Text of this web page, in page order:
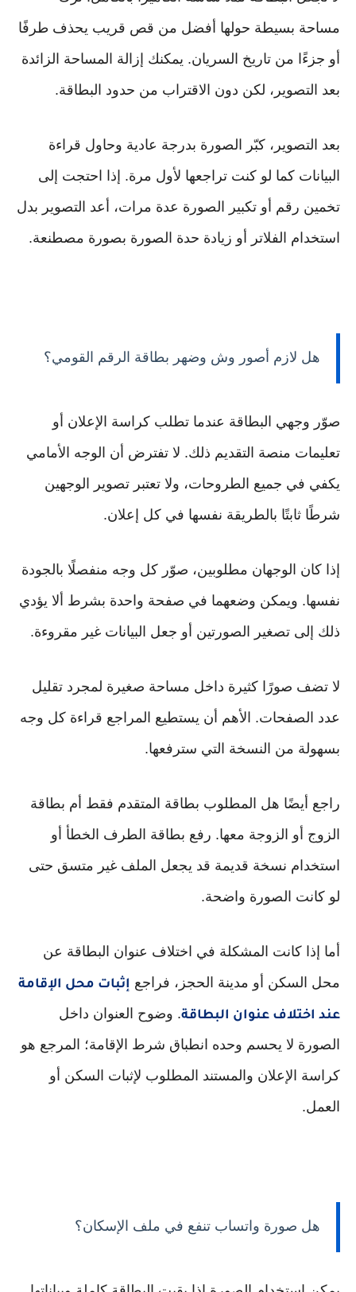
مساحة بسيطة حولها أفضل من قص قريب يحذف طرفًا
أو جزءًا من تاريخ السريان. يمكنك إزالة المساحة الزائدة
بعد التصوير، لكن دون الاقتراب من حدود البطاقة.
بعد التصوير، كبّر الصورة بدرجة عادية وحاول قراءة
البيانات كما لو كنت تراجعها لأول مرة. إذا احتجت إلى
تخمين رقم أو تكبير الصورة عدة مرات، أعد التصوير بدل
استخدام الفلاتر أو زيادة حدة الصورة بصورة مصطنعة.
هل لازم أصور وش وضهر بطاقة الرقم القومي؟
صوّر وجهي البطاقة عندما تطلب كراسة الإعلان أو
تعليمات منصة التقديم ذلك. لا تفترض أن الوجه الأمامي
يكفي في جميع الطروحات، ولا تعتبر تصوير الوجهين
شرطًا ثابتًا بالطريقة نفسها في كل إعلان.
إذا كان الوجهان مطلوبين، صوّر كل وجه منفصلًا بالجودة
نفسها. ويمكن وضعهما في صفحة واحدة بشرط ألا يؤدي
ذلك إلى تصغير الصورتين أو جعل البيانات غير مقروءة.
لا تضف صورًا كثيرة داخل مساحة صغيرة لمجرد تقليل
عدد الصفحات. الأهم أن يستطيع المراجع قراءة كل وجه
بسهولة من النسخة التي سترفعها.
راجع أيضًا هل المطلوب بطاقة المتقدم فقط أم بطاقة
الزوج أو الزوجة معها. رفع بطاقة الطرف الخطأ أو
استخدام نسخة قديمة قد يجعل الملف غير متسق حتى
لو كانت الصورة واضحة.
أما إذا كانت المشكلة في اختلاف عنوان البطاقة عن
محل السكن أو مدينة الحجز، فراجع إثبات محل الإقامة
عند اختلاف عنوان البطاقة. وضوح العنوان داخل
الصورة لا يحسم وحده انطباق شرط الإقامة؛ المرجع هو
كراسة الإعلان والمستند المطلوب لإثبات السكن أو
العمل.
هل صورة واتساب تنفع في ملف الإسكان؟